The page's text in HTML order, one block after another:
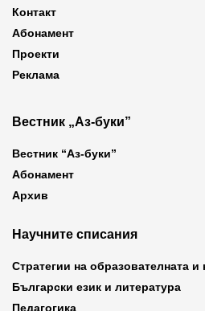
Контакт
Абонамент
Проекти
Реклама
Вестник „Аз-буки”
Вестник “Аз-буки”
Абонамент
Архив
Научните списания
Стратегии на образователната и
Български език и литература
Педагогика